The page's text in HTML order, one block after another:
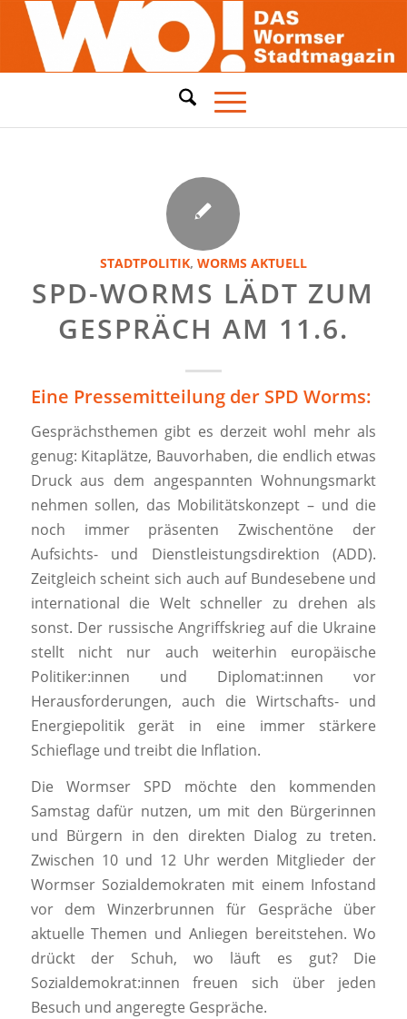
STADTPOLITIK, WORMS AKTUELL
SPD-WORMS LÄDT ZUM
GESPRÄCH AM 11.6.
Eine Pressemitteilung der SPD Worms:
Gesprächsthemen gibt es derzeit wohl mehr als
genug: Kitaplätze, Bauvorhaben, die endlich etwas
Druck aus dem angespannten Wohnungsmarkt
nehmen sollen, das Mobilitätskonzept – und die
noch immer präsenten Zwischentöne der
Aufsichts- und Dienstleistungsdirektion (ADD).
Zeitgleich scheint sich auch auf Bundesebene und
international die Welt schneller zu drehen als
sonst. Der russische Angriffskrieg auf die Ukraine
stellt nicht nur auch weiterhin europäische
Politiker:innen und Diplomat:innen vor
Herausforderungen, auch die Wirtschafts- und
Energiepolitik gerät in eine immer stärkere
Schieflage und treibt die Inflation.
Die Wormser SPD möchte den kommenden
Samstag dafür nutzen, um mit den Bürgerinnen
und Bürgern in den direkten Dialog zu treten.
Zwischen 10 und 12 Uhr werden Mitglieder der
Wormser Sozialdemokraten mit einem Infostand
vor dem Winzerbrunnen für Gespräche über
aktuelle Themen und Anliegen bereitstehen. Wo
drückt der Schuh, wo läuft es gut? Die
Sozialdemokrat:innen freuen sich über jeden
Besuch und angeregte Gespräche.